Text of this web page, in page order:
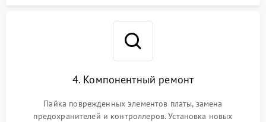
4. Компонентный ремонт
Пайка поврежденных элементов платы, замена
предохранителей и контроллеров. Установка новых